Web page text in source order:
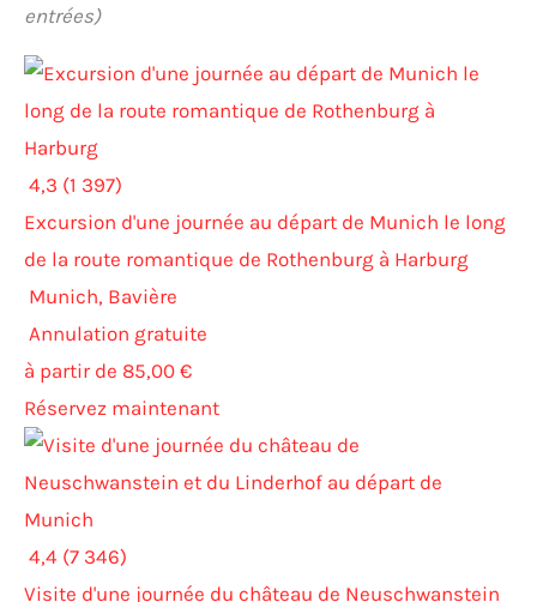
entrées)
4,3 (1 397)
Excursion d'une journée au départ de Munich le long
de la route romantique de Rothenburg à Harburg
Munich, Bavière
Annulation gratuite
à partir de 85,00 €
Réservez maintenant
4,4 (7 346)
Visite d'une journée du château de Neuschwanstein